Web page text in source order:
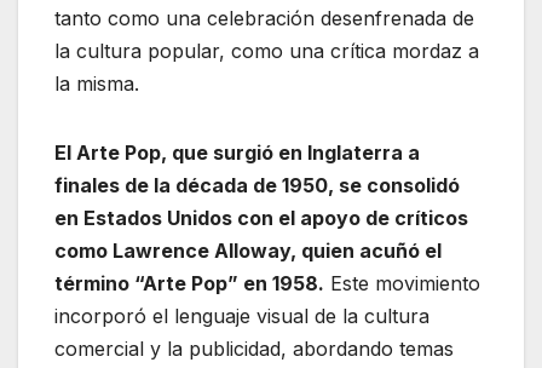
tanto como una celebración desenfrenada de
la cultura popular, como una crítica mordaz a
la misma.
El Arte Pop, que surgió en Inglaterra a
finales de la década de 1950, se consolidó
en Estados Unidos con el apoyo de críticos
como Lawrence Alloway, quien acuñó el
término “Arte Pop” en 1958. Este movimiento
incorporó el lenguaje visual de la cultura
comercial y la publicidad, abordando temas